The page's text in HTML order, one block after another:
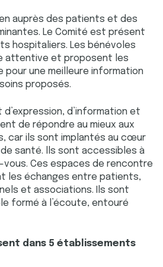
auprès des patients et des
Le Comité est présent
hospitaliers. Les bénévoles
attentive et proposent les
pour une meilleure information
proposés.
d’expression, d’information et
de répondre au mieux aux
car ils sont implantés au cœur
santé. lls sont accessibles à
Ces espaces de rencontre
les échanges entre patients,
et associations. Ils sont
formé à l’écoute, entouré
dans 5 établissements